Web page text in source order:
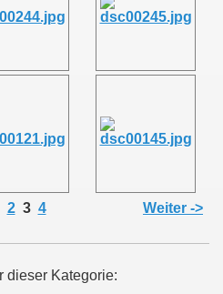
2 3 4 Weiter ->
dieser Kategorie: